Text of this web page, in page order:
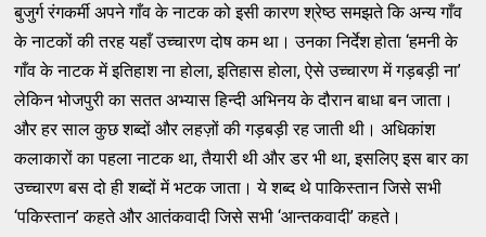
बुजुर्ग रंगकर्मी अपने गाँव के नाटक को इसी कारण श्रेष्ठ समझते कि अन्य गाँव
के नाटकों की तरह यहाँ उच्चारण दोष कम था। उनका निर्देश होता ‘हमनी के
गाँव के नाटक में इतिहाश ना होला, इतिहास होला, ऐसे उच्चारण में गड़बड़ी ना’
लेकिन भोजपुरी का सतत अभ्यास हिन्दी अभिनय के दौरान बाधा बन जाता।
और हर साल कुछ शब्दों और लहज़ों की गड़बड़ी रह जाती थी। अधिकांश
कलाकारों का पहला नाटक था, तैयारी थी और डर भी था, इसलिए इस बार का
उच्चारण बस दो ही शब्दों में भटक जाता। ये शब्द थे पाकिस्तान जिसे सभी
‘पकिस्तान’ कहते और आतंकवादी जिसे सभी ‘आन्तकवादी’ कहते।